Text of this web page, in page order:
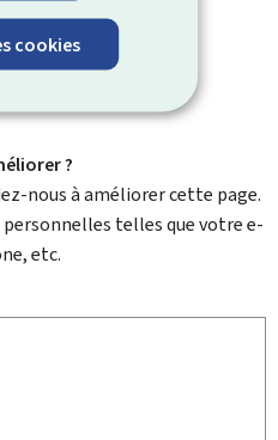
cookies
page ? *
?
nous à améliorer cette page.
telles que votre e-
etc.